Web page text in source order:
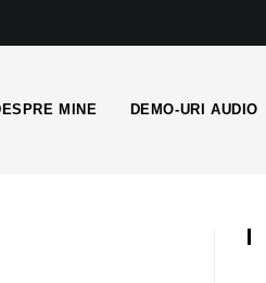
MINE DEMO-URI AUDIO